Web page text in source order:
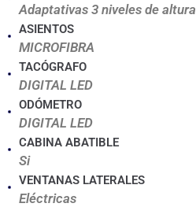
Adaptativas 3 niveles de altura
ASIENTOS
MICROFIBRA
TACÓGRAFO
DIGITAL LED
ODÓMETRO
DIGITAL LED
CABINA ABATIBLE
Si
VENTANAS LATERALES
Eléctricas